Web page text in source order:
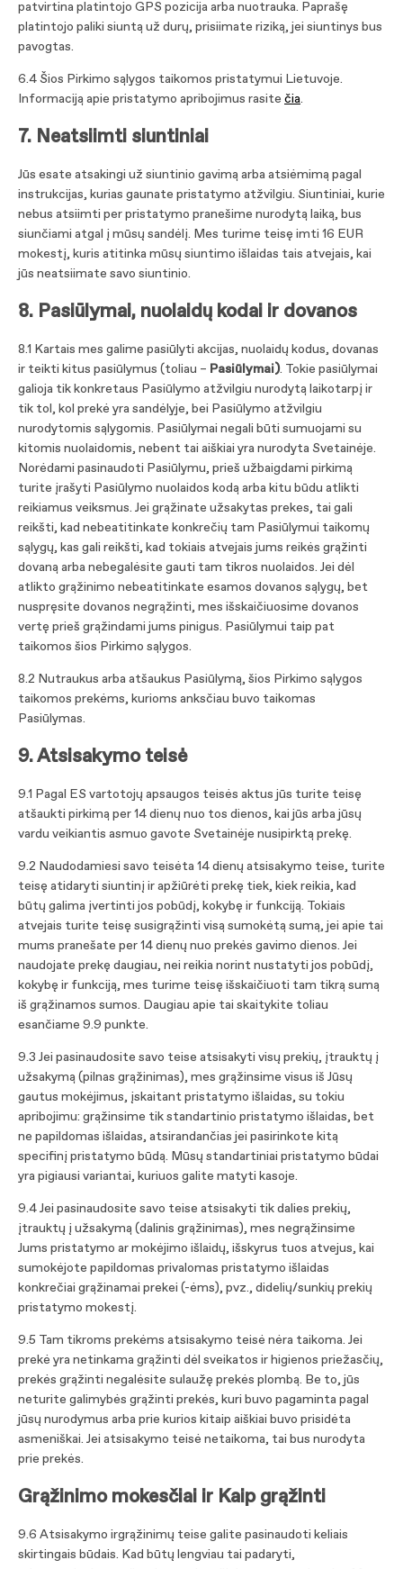
patvirtina platintojo GPS pozicija arba nuotrauka. Paprašę
platintojo paliki siuntą už durų, prisiimate riziką, jei siuntinys bus
pavogtas.
6.4 Šios Pirkimo sąlygos taikomos pristatymui Lietuvoje.
Informaciją apie pristatymo apribojimus rasite čia.
7. Neatsiimti siuntiniai
Jūs esate atsakingi už siuntinio gavimą arba atsiėmimą pagal
instrukcijas, kurias gaunate pristatymo atžvilgiu. Siuntiniai, kurie
nebus atsiimti per pristatymo pranešime nurodytą laiką, bus
siunčiami atgal į mūsų sandėlį. Mes turime teisę imti 16 EUR
mokestį, kuris atitinka mūsų siuntimo išlaidas tais atvejais, kai
jūs neatsiimate savo siuntinio.
8. Pasiūlymai, nuolaidų kodai ir dovanos
8.1 Kartais mes galime pasiūlyti akcijas, nuolaidų kodus, dovanas
ir teikti kitus pasiūlymus (toliau – Pasiūlymai). Tokie pasiūlymai
galioja tik konkretaus Pasiūlymo atžvilgiu nurodytą laikotarpį ir
tik tol, kol prekė yra sandėlyje, bei Pasiūlymo atžvilgiu
nurodytomis sąlygomis. Pasiūlymai negali būti sumuojami su
kitomis nuolaidomis, nebent tai aiškiai yra nurodyta Svetainėje.
Norėdami pasinaudoti Pasiūlymu, prieš užbaigdami pirkimą
turite įrašyti Pasiūlymo nuolaidos kodą arba kitu būdu atlikti
reikiamus veiksmus. Jei grąžinate užsakytas prekes, tai gali
reikšti, kad nebeatitinkate konkrečių tam Pasiūlymui taikomų
sąlygų, kas gali reikšti, kad tokiais atvejais jums reikės grąžinti
dovaną arba nebegalėsite gauti tam tikros nuolaidos. Jei dėl
atlikto grąžinimo nebeatitinkate esamos dovanos sąlygų, bet
nuspręsite dovanos negrąžinti, mes išskaičiuosime dovanos
vertę prieš grąžindami jums pinigus. Pasiūlymui taip pat
taikomos šios Pirkimo sąlygos.
8.2 Nutraukus arba atšaukus Pasiūlymą, šios Pirkimo sąlygos
taikomos prekėms, kurioms anksčiau buvo taikomas
Pasiūlymas.
9. Atsisakymo teisė
9.1 Pagal ES vartotojų apsaugos teisės aktus jūs turite teisę
atšaukti pirkimą per 14 dienų nuo tos dienos, kai jūs arba jūsų
vardu veikiantis asmuo gavote Svetainėje nusipirktą prekę.
9.2 Naudodamiesi savo teisėta 14 dienų atsisakymo teise, turite
teisę atidaryti siuntinį ir apžiūrėti prekę tiek, kiek reikia, kad
būtų galima įvertinti jos pobūdį, kokybę ir funkciją. Tokiais
atvejais turite teisę susigrąžinti visą sumokėtą sumą, jei apie tai
mums pranešate per 14 dienų nuo prekės gavimo dienos. Jei
naudojate prekę daugiau, nei reikia norint nustatyti jos pobūdį,
kokybę ir funkciją, mes turime teisę išskaičiuoti tam tikrą sumą
iš grąžinamos sumos. Daugiau apie tai skaitykite toliau
esančiame 9.9 punkte.
9.3 Jei pasinaudosite savo teise atsisakyti visų prekių, įtrauktų į
užsakymą (pilnas grąžinimas), mes grąžinsime visus iš Jūsų
gautus mokėjimus, įskaitant pristatymo išlaidas, su tokiu
apribojimu: grąžinsime tik standartinio pristatymo išlaidas, bet
ne papildomas išlaidas, atsirandančias jei pasirinkote kitą
specifinį pristatymo būdą. Mūsų standartiniai pristatymo būdai
yra pigiausi variantai, kuriuos galite matyti kasoje.
9.4 Jei pasinaudosite savo teise atsisakyti tik dalies prekių,
įtrauktų į užsakymą (dalinis grąžinimas), mes negrąžinsime
Jums pristatymo ar mokėjimo išlaidų, išskyrus tuos atvejus, kai
sumokėjote papildomas privalomas pristatymo išlaidas
konkrečiai grąžinamai prekei (-ėms), pvz., didelių/sunkių prekių
pristatymo mokestį.
9.5 Tam tikroms prekėms atsisakymo teisė nėra taikoma. Jei
prekė yra netinkama grąžinti dėl sveikatos ir higienos priežasčių,
prekės grąžinti negalėsite sulaužę prekės plombą. Be to, jūs
neturite galimybės grąžinti prekės, kuri buvo pagaminta pagal
jūsų nurodymus arba prie kurios kitaip aiškiai buvo prisidėta
asmeniškai. Jei atsisakymo teisė netaikoma, tai bus nurodyta
prie prekės.
Grąžinimo mokesčiai ir Kaip grąžinti
9.6 Atsisakymo irgrąžinimų teise galite pasinaudoti keliais
skirtingais būdais. Kad būtų lengviau tai padaryti,